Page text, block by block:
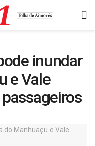
inundar
e Vale